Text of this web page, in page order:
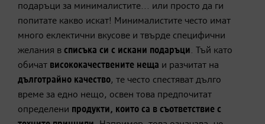
подаръци за минималистите... или просто да ги
попитате какво искат! Минималистите често имат
много еклектични вкусове и твърде специфични
желания в списъка си с искани подаръци. Тъй като
обичат висококачествените неща и разчитат на
дълготрайно качество, те често спестяват дълго
време за едно нещо, освен това предпочитат
определени продукти, които са в съответствие с